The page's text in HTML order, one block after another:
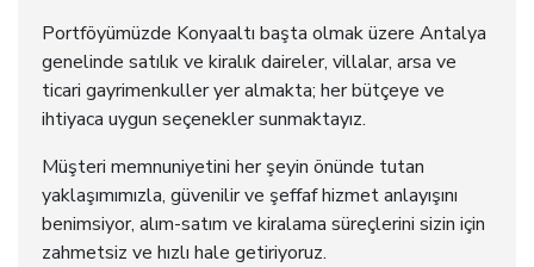
Portföyümüzde Konyaaltı başta olmak üzere Antalya
genelinde satılık ve kiralık daireler, villalar, arsa ve
ticari gayrimenkuller yer almakta; her bütçeye ve
ihtiyaca uygun seçenekler sunmaktayız.
Müşteri memnuniyetini her şeyin önünde tutan
yaklaşımımızla, güvenilir ve şeffaf hizmet anlayışını
benimsiyor, alım-satım ve kiralama süreçlerini sizin için
zahmetsiz ve hızlı hale getiriyoruz.